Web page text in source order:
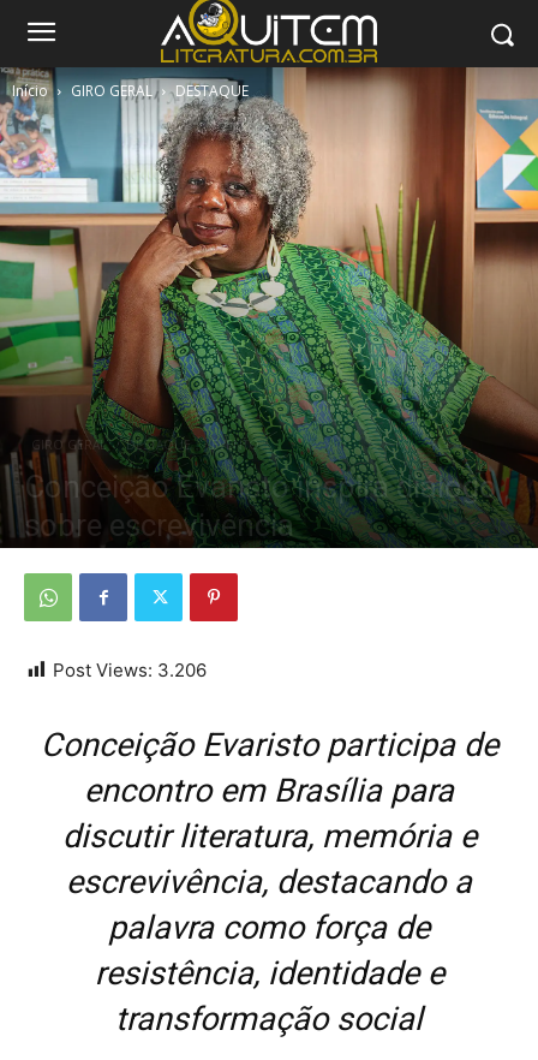
Início GIRO GERAL DESTAQUE
GIRO GERAL DESTAQUE EVENTO
Conceição Evaristo inspira diálogo
sobre escrevivência
Post Views: 3.206
Conceição Evaristo participa de
encontro em Brasília para
discutir literatura, memória e
escrevivência, destacando a
palavra como força de
resistência, identidade e
transformação social